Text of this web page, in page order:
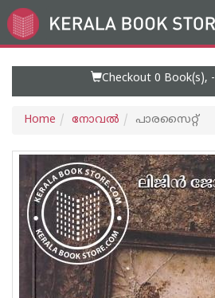
Go
to
Checkout 0 Book(s), -
Home നോവല്‍ പാരസൈറ്റ്